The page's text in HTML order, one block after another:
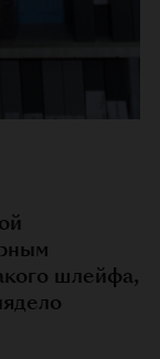
шлейфа,